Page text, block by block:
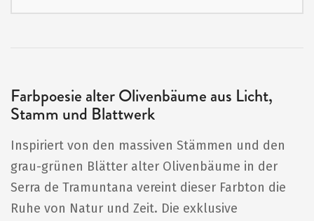
Farbpoesie alter Olivenbäume aus Licht,
Stamm und Blattwerk
Inspiriert von den massiven Stämmen und den
grau-grünen Blätter alter Olivenbäume in der
Serra de Tramuntana vereint dieser Farbton die
Ruhe von Natur und Zeit. Die exklusive